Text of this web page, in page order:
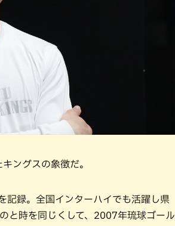
ングスの象徴だ。
記録。全国インターハイでも活躍し県
と時を同じくして、2007年琉球ゴール